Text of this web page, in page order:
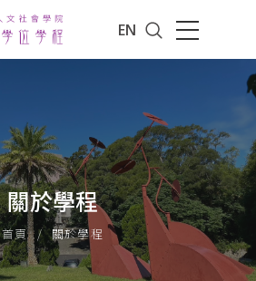
EN
關於學程
首頁 關於學程